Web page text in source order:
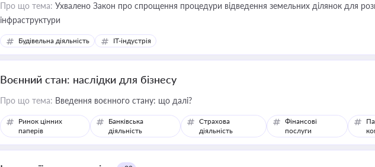
Про що тема: Ухвалено Закон про спрощення процедури відведення земельних ділянок для
інфраструктури
Будівельна діяльність IT-індустрія
Воєнний стан: наслідки для бізнесу
Про що тема: Введення воєнного стану: що далі?
Ринок цінних
паперів
Банківська
діяльність
Страхова
діяльність
Фінансові
послуги